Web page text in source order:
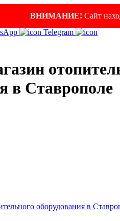
ВНИМАНИЕ! Сайт
Telegram
в Ставрополе